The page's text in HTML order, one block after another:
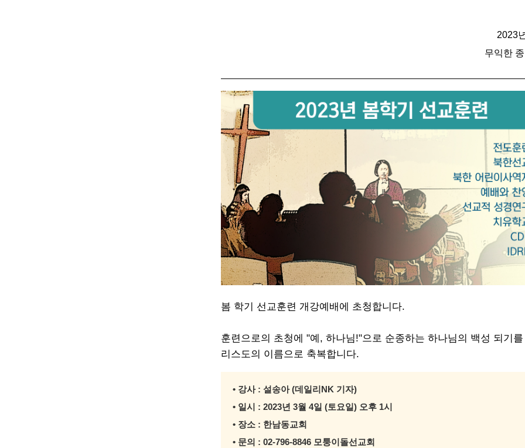
2023
무익한
봄 학기 선교훈련 개강예배에 초청합니다.
훈련으로의 초청에 "예, 하나님!"으로 순종하는 하나님의 백성 되기
리스도의 이름으로 축복합니다.
• 강사 : 설송아 (데일리NK 기자)
• 일시 : 2023년 3월 4일 (토요일) 오후 1시
• 장소 : 한남동교회
• 문의 : 02-796-8846 모퉁이돌선교회